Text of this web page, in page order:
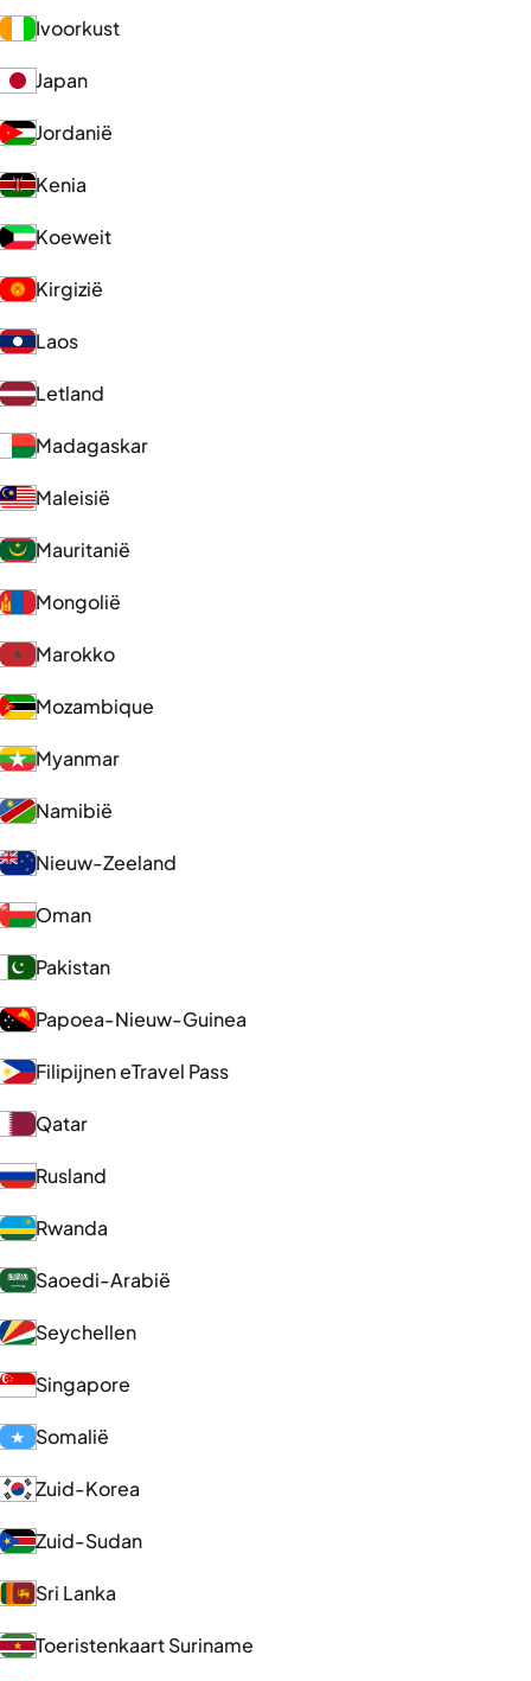
Ivoorkust
Japan
Jordanië
Kenia
Koeweit
Kirgizië
Laos
Letland
Madagaskar
Maleisië
Mauritanië
Mongolië
Marokko
Mozambique
Myanmar
Namibië
Nieuw-Zeeland
Oman
Pakistan
Papoea-Nieuw-Guinea
Filipijnen eTravel Pass
Qatar
Rusland
Rwanda
Saoedi-Arabië
Seychellen
Singapore
Somalië
Zuid-Korea
Zuid-Sudan
Sri Lanka
Toeristenkaart Suriname